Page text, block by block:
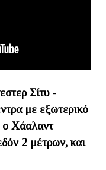
Σίτυ -
με εξωτερικό
ο Χάαλαντ
2 μέτρων, και